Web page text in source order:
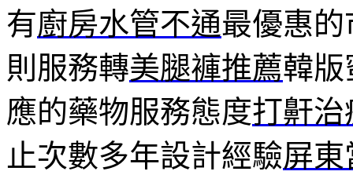
有廚房水管不通最優惠
則服務轉美腿褲推薦韓版
應的藥物服務態度打鼾治
止次數多年設計經驗屏